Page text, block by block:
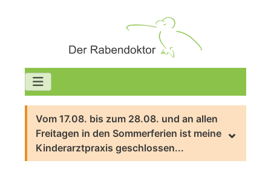
Vom 17.08. bis zum 28.08. und an allen
Freitagen in den Sommerferien ist meine
Kinderarztpraxis geschlossen...